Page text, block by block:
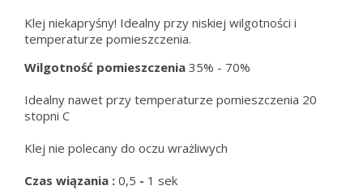
Klej niekapryśny! Idealny przy niskiej wilgotności i
temperaturze pomieszczenia.
Wilgotność pomieszczenia 35% - 70%
Idealny nawet przy temperaturze pomieszczenia 20
stopni C
Klej nie polecany do oczu wrażliwych
Czas wiązania : 0,5 - 1 sek